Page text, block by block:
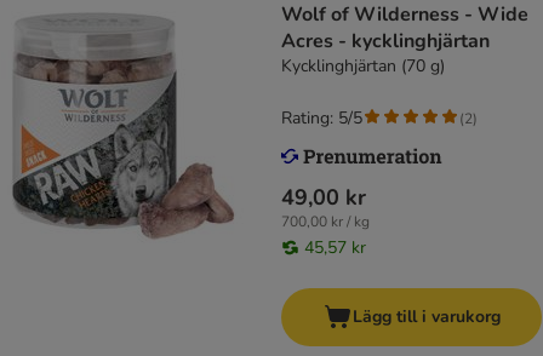
Wolf of Wilderness - Wide
Acres - kycklinghjärtan
Kycklinghjärtan (70 g)
49,00 kr
700,00 kr / kg
45,57 kr
Rating: 5/5 (2)
Lägg till i varukorg